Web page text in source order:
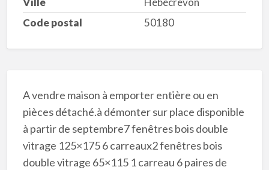
Code postal
50180
A vendre maison à emporter entière ou en
pièces détaché.à démonter sur place disponible
à partir de septembre7 fenêtres bois double
vitrage 125×175 6 carreaux2 fenêtres bois
double vitrage 65×115 1 carreau 6 paires de